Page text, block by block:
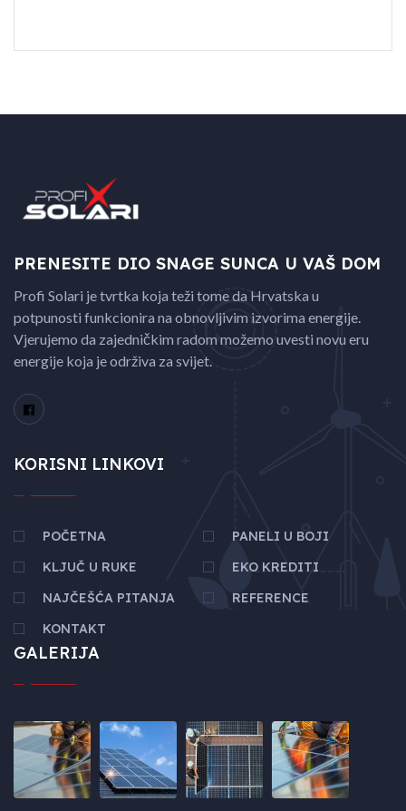
PRENESITE DIO SNAGE SUNCA U VAŠ DOM
Profi Solari je tvrtka koja teži tome da Hrvatska u
potpunosti funkcionira na obnovljivim izvorima energije.
Vjerujemo da zajedničkim radom možemo uvesti novu eru
energije koja je održiva za svijet.
KORISNI LINKOVI
POČETNA
PANELI U BOJI
KLJUČ U RUKE
EKO KREDITI
NAJČEŠĆA PITANJA
REFERENCE
KONTAKT
GALERIJA